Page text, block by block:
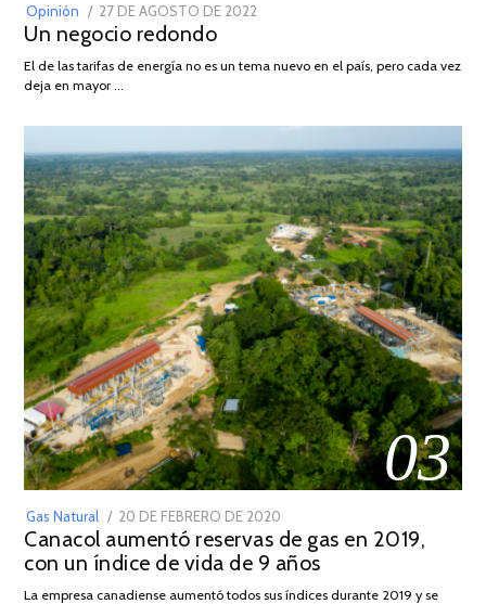
Opinión
POSTED
ON
27 DE AGOSTO DE 2022
DE
Un negocio redondo
El de las tarifas de energía no es un tema nuevo en el país, pero cada vez
deja en mayor …
03
Gas Natural
POSTED
ON
20 DE FEBRERO DE 2020
DE
JULIO
Canacol aumentó reservas de gas en 2019,
con un índice de vida de 9 años
La empresa canadiense aumentó todos sus índices durante 2019 y se